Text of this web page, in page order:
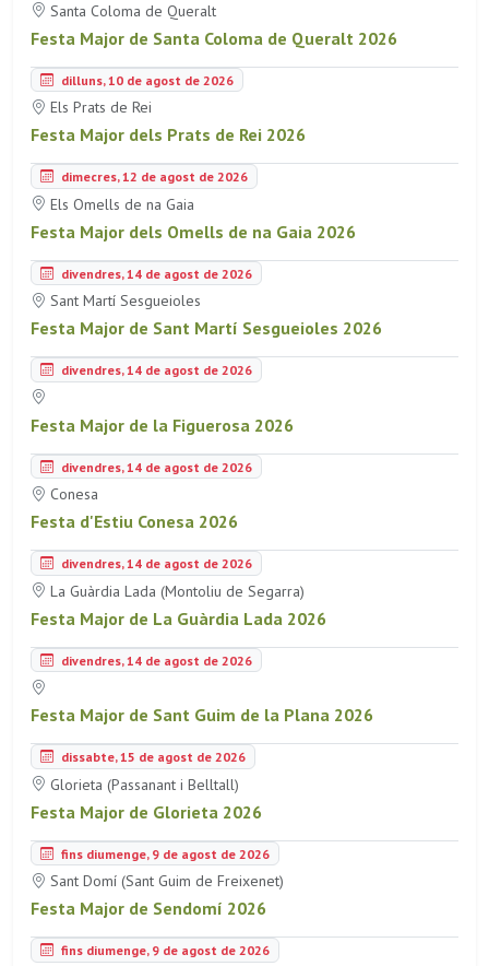
Santa Coloma de Queralt
Festa Major de Santa Coloma de Queralt 2026
dilluns, 10 de agost de 2026
Els Prats de Rei
Festa Major dels Prats de Rei 2026
dimecres, 12 de agost de 2026
Els Omells de na Gaia
Festa Major dels Omells de na Gaia 2026
divendres, 14 de agost de 2026
Sant Martí Sesgueioles
Festa Major de Sant Martí Sesgueioles 2026
divendres, 14 de agost de 2026
Festa Major de la Figuerosa 2026
divendres, 14 de agost de 2026
Conesa
Festa d'Estiu Conesa 2026
divendres, 14 de agost de 2026
La Guàrdia Lada (Montoliu de Segarra)
Festa Major de La Guàrdia Lada 2026
divendres, 14 de agost de 2026
Festa Major de Sant Guim de la Plana 2026
dissabte, 15 de agost de 2026
Glorieta (Passanant i Belltall)
Festa Major de Glorieta 2026
fins diumenge, 9 de agost de 2026
Sant Domí (Sant Guim de Freixenet)
Festa Major de Sendomí 2026
fins diumenge, 9 de agost de 2026